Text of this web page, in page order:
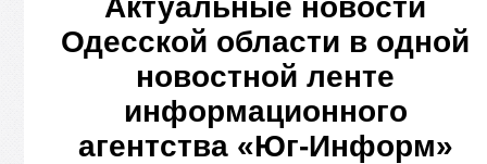
Актуальные новости
Одесской области в одной
новостной ленте
информационного
агентства «Юг-Информ»